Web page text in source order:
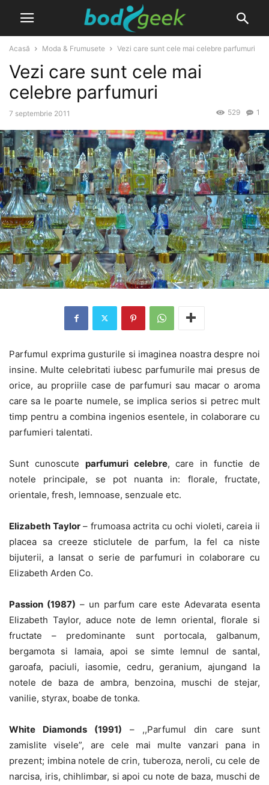
Acasă Moda & Frumusete Vezi care sunt cele mai celebre parfumuri
Vezi care sunt cele mai
celebre parfumuri
7 septembrie 2011 1
529
Parfumul exprima gusturile si imaginea noastra despre noi
insine. Multe celebritati iubesc parfumurile mai presus de
orice, au propriile case de parfumuri sau macar o aroma
care sa le poarte numele, se implica serios si petrec mult
timp pentru a combina ingenios esentele, in colaborare cu
parfumieri talentati.
Sunt cunoscute parfumuri celebre, care in functie de
notele principale, se pot nuanta in: florale, fructate,
orientale, fresh, lemnoase, senzuale etc.
Elizabeth Taylor– frumoasa actrita cu ochi violeti, careia ii
placea sa creeze sticlutele de parfum, la fel ca niste
bijuterii, a lansat o serie de parfumuri in colaborare cu
Elizabeth Arden Co.
Passion (1987) – un parfum care este Adevarata esenta
Elizabeth Taylor, aduce note de lemn oriental, florale si
fructate – predominante sunt portocala, galbanum,
bergamota si lamaia, apoi se simte lemnul de santal,
garoafa, paciuli, iasomie, cedru, geranium, ajungand la
notele de baza de ambra, benzoina, muschi de stejar,
vanilie, styrax, boabe de tonka.
White Diamonds (1991) – ,,Parfumul din care sunt
zamislite visele”, are cele mai multe vanzari pana in
prezent; imbina notele de crin, tuberoza, neroli, cu cele de
narcisa, iris, chihlimbar, si apoi cu note de baza, muschi de